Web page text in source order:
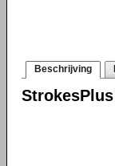
Beschrijving
StrokesPlus